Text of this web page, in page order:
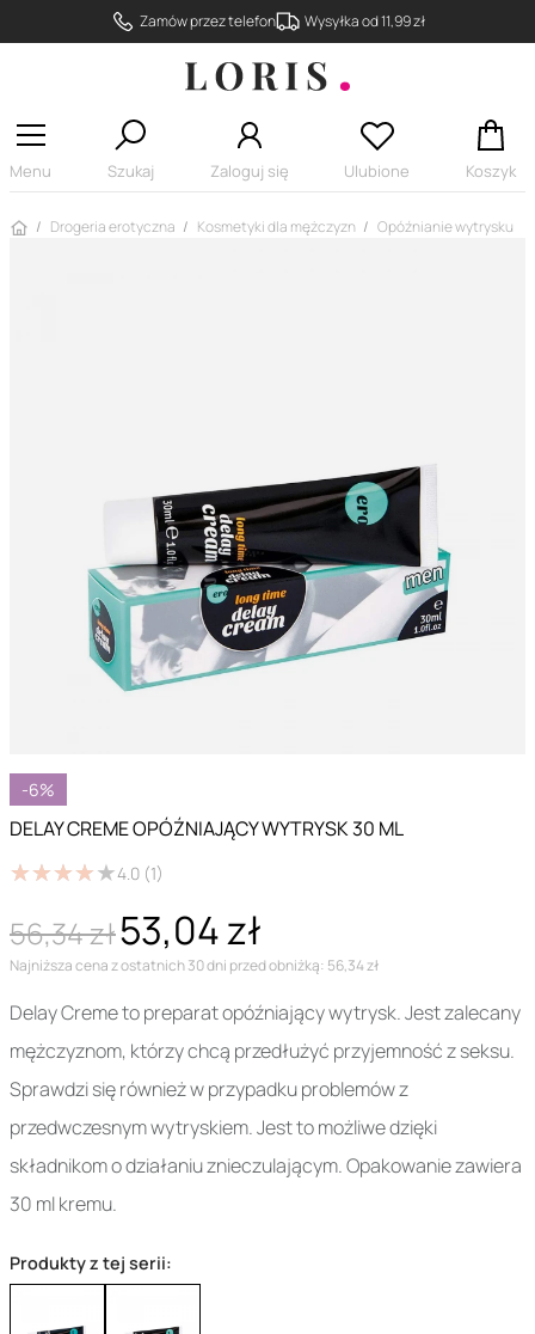
Zamów przez telefon Wysyłka od 11,99 zł
Menu Szukaj Zaloguj się Ulubione Koszyk
Strona główna
Drogeria erotyczna Kosmetyki dla mężczyzn Opóźnianie wytrysku
-6%
DELAY CREME OPÓŹNIAJĄCY WYTRYSK 30 ML
★★★★★
★★★★★4.0 (1)
56,34 zł53,04 zł
Najniższa cena z ostatnich 30 dni przed obniżką: 56,34 zł
Delay Creme to preparat opóźniający wytrysk. Jest zalecany
mężczyznom, którzy chcą przedłużyć przyjemność z seksu.
Sprawdzi się również w przypadku problemów z
przedwczesnym wytryskiem. Jest to możliwe dzięki
składnikom o działaniu znieczulającym. Opakowanie zawiera
30 ml kremu.
Produkty z tej serii: